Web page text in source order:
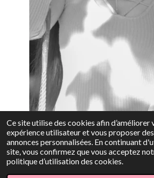
Ce site utilise des cookies afin d’améliorer
expérience utilisateur et vous proposer des
annonces personnalisées. En continuant
site, vous confirmez que vous acceptez
politique d’utilisation des cookies.